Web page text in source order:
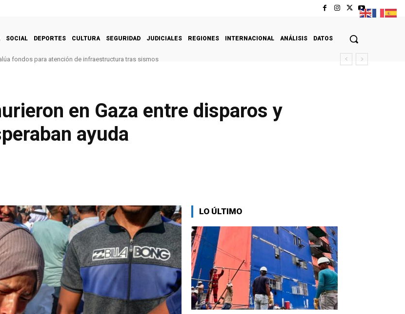
SOCIAL DEPORTES CULTURA SEGURIDAD JUDICIALES REGIONES INTERNACIONAL ANÁLISIS DATOS
fondos para atención de infraestructura tras sismos
en Gaza entre disparos y
ayuda
LO ÚLTIMO